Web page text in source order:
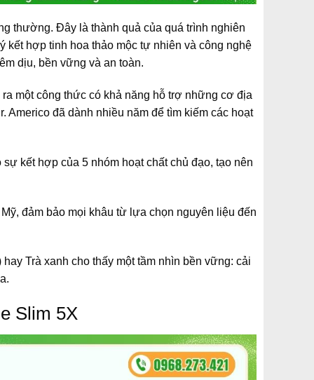
thường. Đây là thành quả của quá trình nghiên
kết hợp tinh hoa thảo mộc tự nhiên và công nghệ
dịu, bền vững và an toàn.
một công thức có khả năng hỗ trợ những cơ địa
Americo đã dành nhiều năm để tìm kiếm các hoạt
kết hợp của 5 nhóm hoạt chất chủ đạo, tạo nên
đảm bảo mọi khâu từ lựa chọn nguyên liệu đến
Trà xanh cho thấy một tầm nhìn bền vững: cải
Slim 5X